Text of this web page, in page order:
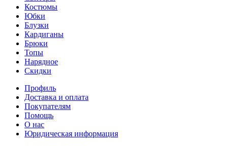
Костюмы
Юбки
Блузки
Кардиганы
Брюки
Топы
Нарядное
Скидки
Профиль
Доставка и оплата
Покупателям
Помощь
О нас
Юридическая информация